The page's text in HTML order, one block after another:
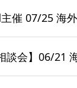
主催 07/25 海
談会】06/21